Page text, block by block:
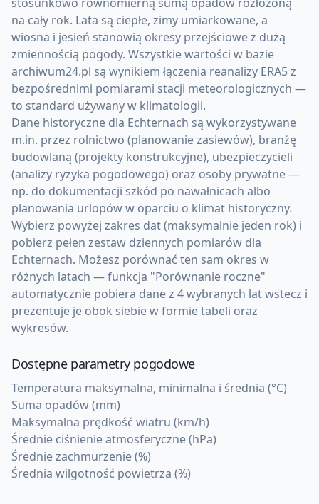
na cały rok. Lata są ciepłe, zimy umiarkowane, a
wiosna i jesień stanowią okresy przejściowe z dużą
zmiennością pogody. Wszystkie wartości w bazie
archiwum24.pl są wynikiem łączenia reanalizy ERA5 z
bezpośrednimi pomiarami stacji meteorologicznych —
to standard używany w klimatologii.
Dane historyczne dla Echternach są wykorzystywane
m.in. przez rolnictwo (planowanie zasiewów), branżę
budowlaną (projekty konstrukcyjne), ubezpieczycieli
(analizy ryzyka pogodowego) oraz osoby prywatne —
np. do dokumentacji szkód po nawałnicach albo
planowania urlopów w oparciu o klimat historyczny.
Wybierz powyżej zakres dat (maksymalnie jeden rok) i
pobierz pełen zestaw dziennych pomiarów dla
Echternach. Możesz porównać ten sam okres w
różnych latach — funkcja "Porównanie roczne"
automatycznie pobiera dane z 4 wybranych lat wstecz i
prezentuje je obok siebie w formie tabeli oraz
wykresów.
Dostępne parametry pogodowe
Temperatura maksymalna, minimalna i średnia (°C)
Suma opadów (mm)
Maksymalna prędkość wiatru (km/h)
Średnie ciśnienie atmosferyczne (hPa)
Średnie zachmurzenie (%)
Średnia wilgotność powietrza (%)